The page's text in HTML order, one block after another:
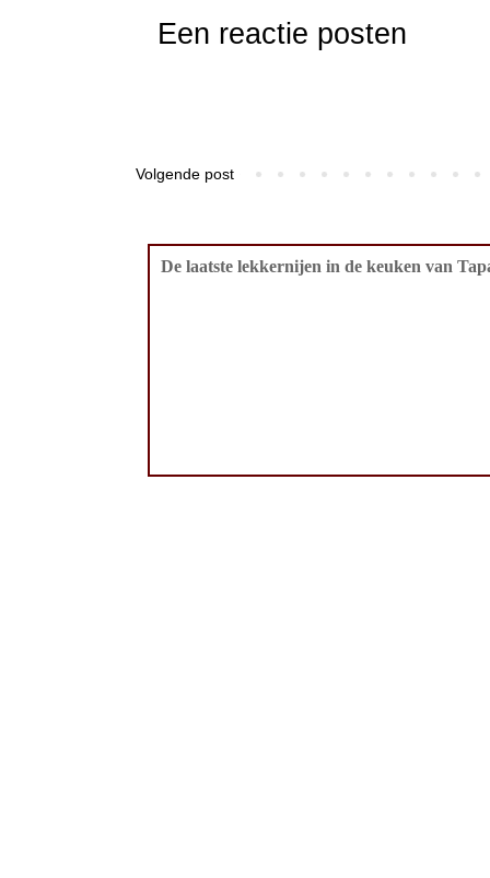
Een reactie posten
Volgende post
De laatste lekkernijen in de keuken van